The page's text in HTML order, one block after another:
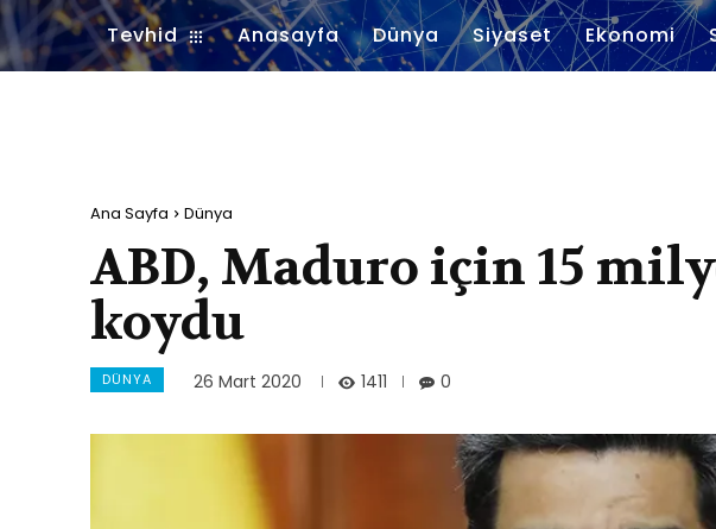
Tevhid Anasayfa Dünya Siyaset Ekonomi
Ana Sayfa Dünya
ABD, Maduro için 15
koydu
DÜNYA 26 Mart 2020 1411 0